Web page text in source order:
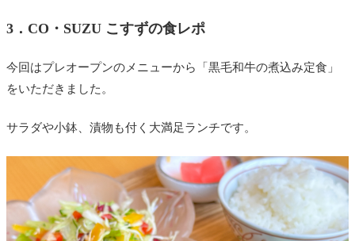
3． CO・SUZU こすずの食レポ
今回はプレオープンのメニューから「黒毛和牛の煮込み定食」
をいただきました。
サラダや小鉢、漬物も付く大満足ランチです。